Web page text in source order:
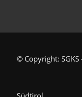
© Copyright: